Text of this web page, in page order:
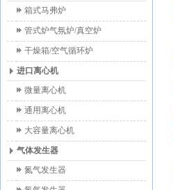
箱式马弗炉
管式炉气氛炉/真空炉
干燥箱/空气循环炉
进口离心机
微量离心机
通用离心机
大容量离心机
气体发生器
氮气发生器